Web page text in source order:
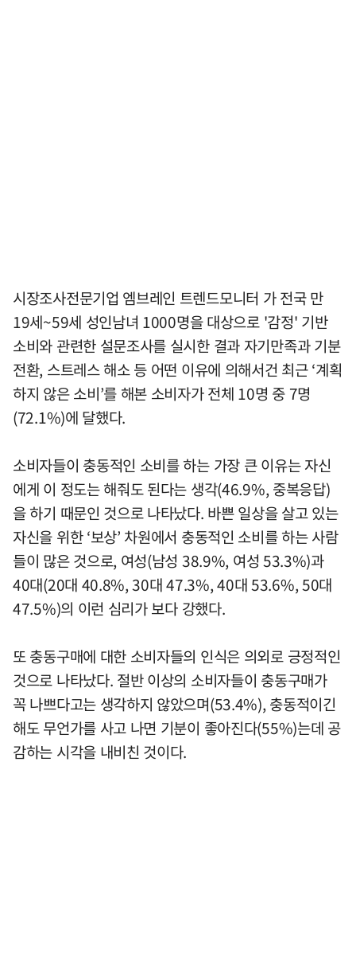
시장조사전문기업 엠브레인 트렌드모니터 가 전국 만
19세~59세 성인남녀 1000명을 대상으로 '감정' 기반
소비와 관련한 설문조사를 실시한 결과 자기만족과 기분
전환, 스트레스 해소 등 어떤 이유에 의해서건 최근 ‘계획
하지 않은 소비’를 해본 소비자가 전체 10명 중 7명
(72.1%)에 달했다.
소비자들이 충동적인 소비를 하는 가장 큰 이유는 자신
에게 이 정도는 해줘도 된다는 생각(46.9%, 중복응답)
을 하기 때문인 것으로 나타났다. 바쁜 일상을 살고 있는
자신을 위한 ‘보상’ 차원에서 충동적인 소비를 하는 사람
들이 많은 것으로, 여성(남성 38.9%, 여성 53.3%)과
40대(20대 40.8%, 30대 47.3%, 40대 53.6%, 50대
47.5%)의 이런 심리가 보다 강했다.
또 충동구매에 대한 소비자들의 인식은 의외로 긍정적인
것으로 나타났다. 절반 이상의 소비자들이 충동구매가
꼭 나쁘다고는 생각하지 않았으며(53.4%), 충동적이긴
해도 무언가를 사고 나면 기분이 좋아진다(55%)는데 공
감하는 시각을 내비친 것이다.